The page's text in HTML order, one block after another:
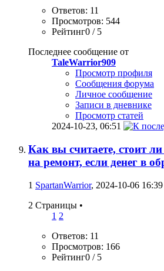
Ответов: 11
Просмотров: 544
Рейтинг0 / 5
Последнее сообщение от
TaleWarrior909
Просмотр профиля
Сообщения форума
Личное сообщение
Записи в дневнике
Просмотр статей
2024-10-23, 06:51
Как вы считаете, стоит
на ремонт, если денег в
1 SpartanWarrior, 2024-10-06 16:39
2 Страницы •
1 2
Ответов: 11
Просмотров: 166
Рейтинг0 / 5